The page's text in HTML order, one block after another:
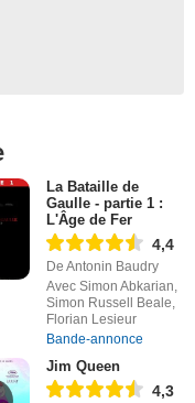
La Bataille de
Gaulle - partie 1 :
L'Âge de Fer
4,4
De Antonin Baudry
Avec Simon Abkarian,
Simon Russell Beale,
Florian Lesieur
Bande-annonce
Jim Queen
4,3